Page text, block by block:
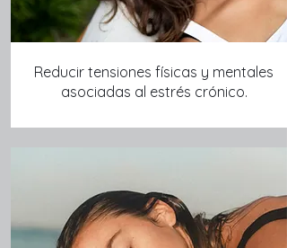
Reducir tensiones físicas y mentales
asociadas al estrés crónico.